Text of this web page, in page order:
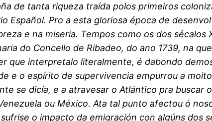
de tanta riqueza traída polos primeiros
Español. Pro a esta gloriosa época de
e na miseria. Tempos como os dos
do Concello de Ribadeo, do ano 1739, na
que interpretalo literalmente, é dabondo
e o espírito de supervivencia empurrou a
se dicía, e a atravesar o Atlántico pra buscar
ou México. Ata tal punto afectou ó
o impacto da emigración con algúns dos